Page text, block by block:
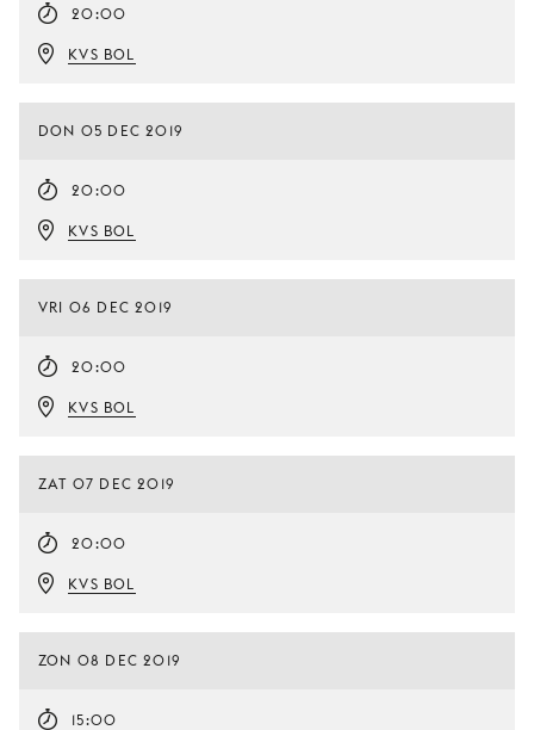
20:00
KVS BOL
DON 05 DEC 2019
20:00
KVS BOL
VRI 06 DEC 2019
20:00
KVS BOL
ZAT 07 DEC 2019
20:00
KVS BOL
ZON 08 DEC 2019
15:00